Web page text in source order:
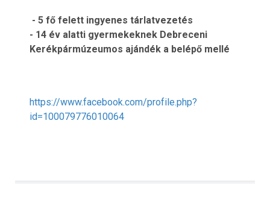
- 5 fő felett ingyenes tárlatvezetés
- 14 év alatti gyermekeknek Debreceni
Kerékpármúzeumos ajándék a belépő mellé
https://www.facebook.com/profile.php?
id=100079776010064